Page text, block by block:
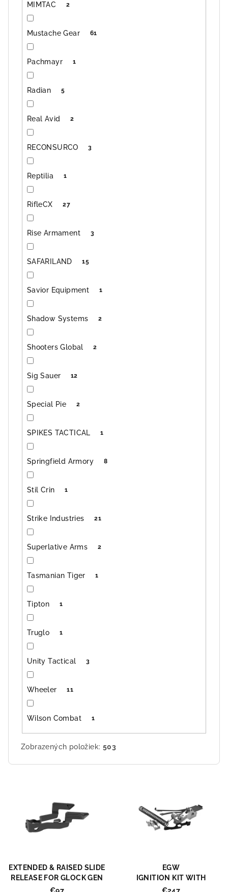
MIMTAC 2
Mustache Gear 61
Pachmayr 1
Radian 5
Real Avid 2
RECONSURCO 3
Reptilia 1
RifleCX 27
Rise Armament 3
SAFARILAND 15
Savior Equipment 1
Shadow Systems 2
Shooters Global 2
Sig Sauer 12
Special Pie 2
SPIKES TACTICAL 1
Springfield Armory 8
Stil Crin 1
Strike Industries 21
Superlative Arms 2
Tasmanian Tiger 1
Tipton 1
Truglo 1
Unity Tactical 3
Wheeler 11
Wilson Combat 1
Zobrazených položiek: 503
o
EXTENDED & RAISED SLIDE
RELEASE FOR GLOCK GEN
5/6
IGNITION KIT WITH
STAINLESS STEEL
EGW